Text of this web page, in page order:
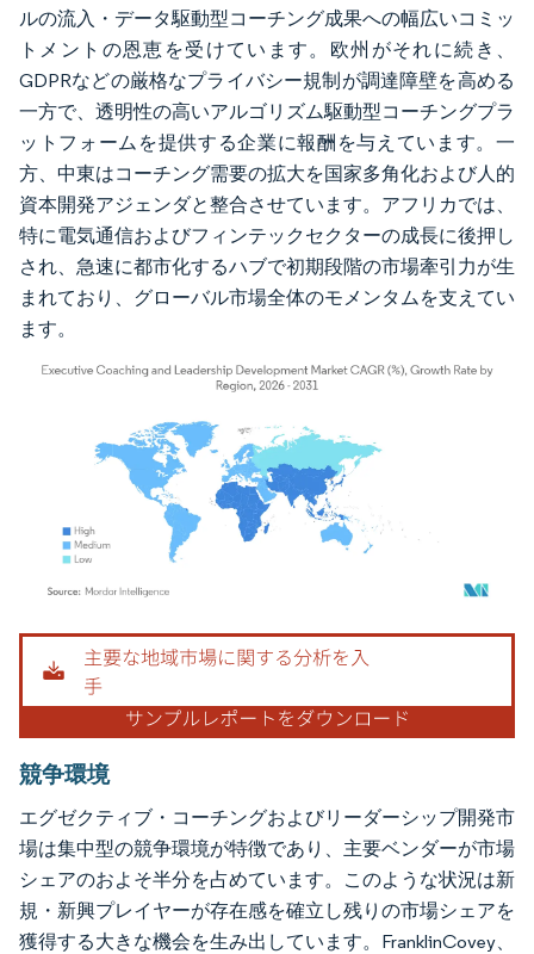
ルの流入・データ駆動型コーチング成果への幅広いコミッ
トメントの恩恵を受けています。欧州がそれに続き、
GDPRなどの厳格なプライバシー規制が調達障壁を高める
一方で、透明性の高いアルゴリズム駆動型コーチングプラ
ットフォームを提供する企業に報酬を与えています。一
方、中東はコーチング需要の拡大を国家多角化および人的
資本開発アジェンダと整合させています。アフリカでは、
特に電気通信およびフィンテックセクターの成長に後押し
され、急速に都市化するハブで初期段階の市場牽引力が生
まれており、グローバル市場全体のモメンタムを支えてい
ます。
画像 © Mordor Intelligence。再利用にはCC BY 4.0の表示が必要です。
競争環境
エグゼクティブ・コーチングおよびリーダーシップ開発市
場は集中型の競争環境が特徴であり、主要ベンダーが市場
シェアのおよそ半分を占めています。このような状況は新
規・新興プレイヤーが存在感を確立し残りの市場シェアを
獲得する大きな機会を生み出しています。FranklinCovey、